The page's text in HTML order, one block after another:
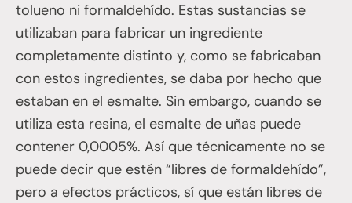
tolueno ni formaldehído. Estas sustancias se
utilizaban para fabricar un ingrediente
completamente distinto y, como se fabricaban
con estos ingredientes, se daba por hecho que
estaban en el esmalte. Sin embargo, cuando se
utiliza esta resina, el esmalte de uñas puede
contener 0,0005%. Así que técnicamente no se
puede decir que estén “libres de formaldehído”,
pero a efectos prácticos, sí que están libres de